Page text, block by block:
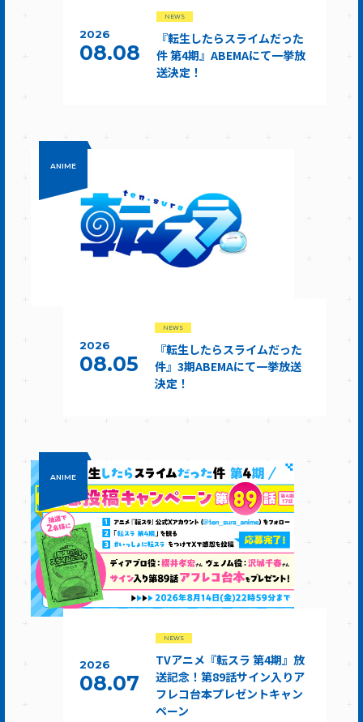
2026
08.08
NEWS
『転生したらスライムだった
件 第4期』ABEMAにて一挙放
送決定！
ANIME
2026
08.05
NEWS
『転生したらスライムだった
件』3期ABEMAにて一挙放送
決定！
ANIME
2026
08.07
NEWS
TVアニメ『転スラ 第4期』放
送記念！第89話サイン入りア
フレコ台本プレゼントキャン
ペーン